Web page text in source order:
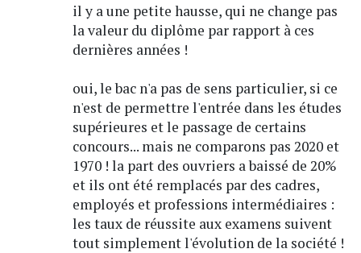
il y a une petite hausse, qui ne change pas
la valeur du diplôme par rapport à ces
dernières années !
oui, le bac n'a pas de sens particulier, si ce
n'est de permettre l'entrée dans les études
supérieures et le passage de certains
concours... mais ne comparons pas 2020 et
1970 ! la part des ouvriers a baissé de 20%
et ils ont été remplacés par des cadres,
employés et professions intermédiaires :
les taux de réussite aux examens suivent
tout simplement l'évolution de la société !